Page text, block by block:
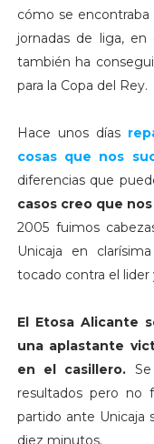
cómo se encontraba
jornadas de liga,
también ha
para la Copa del Rey.
Hace unos días
cosas que nos
diferencias que
casos creo que
2005 fuimos
Unicaja en
tocado contra el lider
El Etosa Alicante
una aplastante
en el casillero.
resultados pero no
partido ante Unicaja
diez minutos.